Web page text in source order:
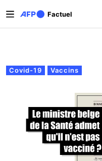
Factuel
Onglets
Covid-19 Vaccins